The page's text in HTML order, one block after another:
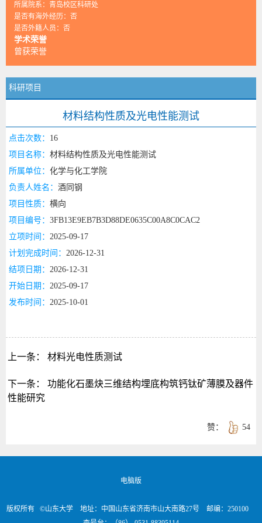
所属院系：青岛校区科研处
是否有海外经历：否
是否外籍人员：否
学术荣誉
曾获荣誉
科研项目
材料结构性质及光电性能测试
点击次数： 16
项目名称： 材料结构性质及光电性能测试
所属单位： 化学与化工学院
负责人姓名： 酒同钢
项目性质： 横向
项目编号： 3FB13E9EB7B3D88DE0635C00A8C0CAC2
立项时间： 2025-09-17
计划完成时间： 2026-12-31
结项日期： 2026-12-31
开始日期： 2025-09-17
发布时间： 2025-10-01
上一条： 材料光电性质测试
下一条：
功能化石墨炔三维结构埋底构筑钙钛矿薄膜及器件
性能研究
54
赞：
电脑版
版权所有 ©山东大学 地址：中国山东省济南市山大南路27号 邮编：250100